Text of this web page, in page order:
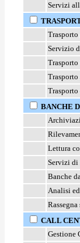
Servizi
Servizio
Trasporto
BANCHE
Lettura
Servizi di
Banche
Analisi
CALL
Gestione